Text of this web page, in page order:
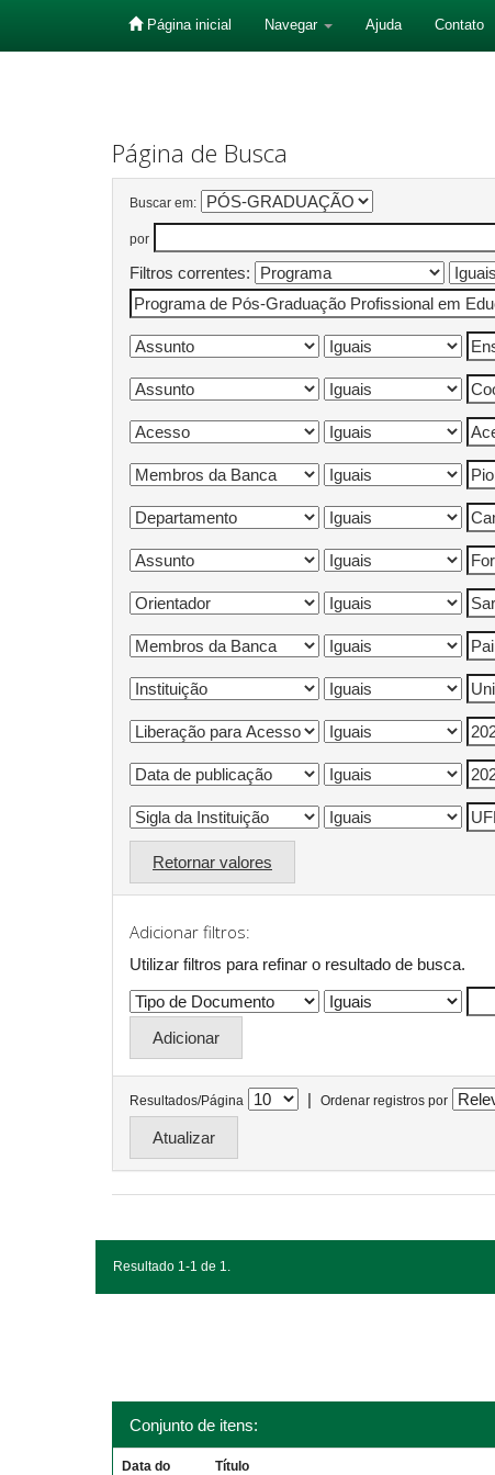
Página inicial Navegar Ajuda Contato
Página de Busca
Buscar em:
por
Filtros correntes:
Retornar valores
Adicionar filtros:
Utilizar filtros para refinar o resultado de busca.
Resultados/Página | Ordenar registros por
Resultado 1-1 de 1.
Conjunto de itens:
Data do Título